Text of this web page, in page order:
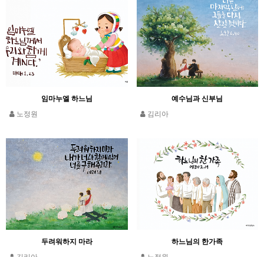
임마누엘 하느님
노정원
예수님과 신부님
김리아
두려워하지 마라
하느님의 한가족